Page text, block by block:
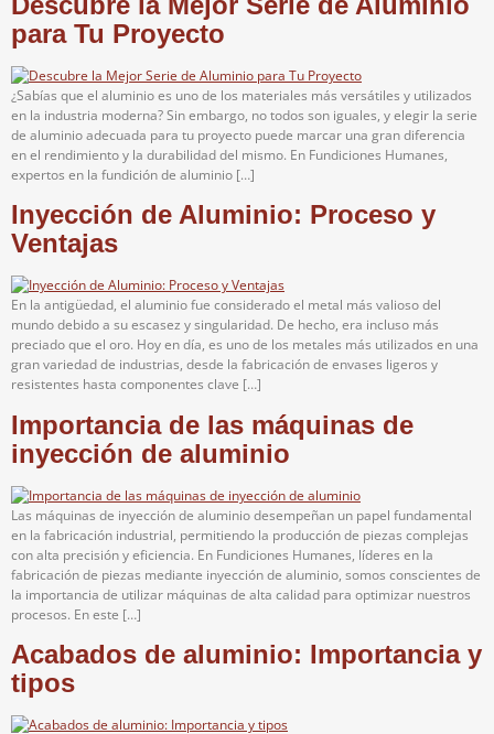
para Tu Proyecto
¿Sabías que el aluminio es uno de los materiales más versátiles y utilizados
en la industria moderna? Sin embargo, no todos son iguales, y elegir la serie
de aluminio adecuada para tu proyecto puede marcar una gran diferencia
en el rendimiento y la durabilidad del mismo. En Fundiciones Humanes,
expertos en la fundición de aluminio […]
Inyección de Aluminio: Proceso y
Ventajas
En la antigüedad, el aluminio fue considerado el metal más valioso del
mundo debido a su escasez y singularidad. De hecho, era incluso más
preciado que el oro. Hoy en día, es uno de los metales más utilizados en una
gran variedad de industrias, desde la fabricación de envases ligeros y
resistentes hasta componentes clave […]
Importancia de las máquinas de
inyección de aluminio
Las máquinas de inyección de aluminio desempeñan un papel fundamental
en la fabricación industrial, permitiendo la producción de piezas complejas
con alta precisión y eficiencia. En Fundiciones Humanes, líderes en la
fabricación de piezas mediante inyección de aluminio, somos conscientes de
la importancia de utilizar máquinas de alta calidad para optimizar nuestros
procesos. En este […]
Acabados de aluminio: Importancia y
tipos